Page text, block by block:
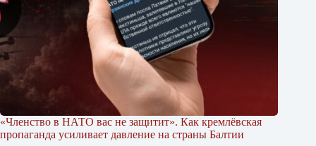
«Членство в НАТО вас не защитит». Как кремлёвская
пропаганда усиливает давление на страны Балтии